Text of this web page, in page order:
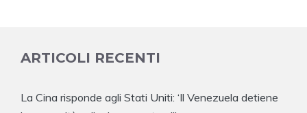
ARTICOLI RECENTI
La Cina risponde agli Stati Uniti: ‘Il Venezuela detiene